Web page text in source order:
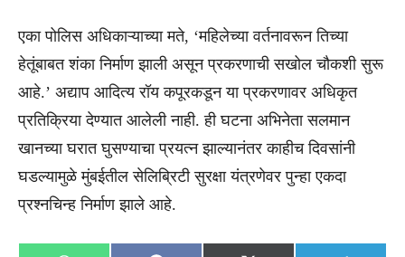
एका पोलिस अधिकाऱ्याच्या मते, ‘महिलेच्या वर्तनावरून तिच्या
हेतूंबाबत शंका निर्माण झाली असून प्रकरणाची सखोल चौकशी सुरू
आहे.’ अद्याप आदित्य रॉय कपूरकडून या प्रकरणावर अधिकृत
प्रतिक्रिया देण्यात आलेली नाही. ही घटना अभिनेता सलमान
खानच्या घरात घुसण्याचा प्रयत्न झाल्यानंतर काहीच दिवसांनी
घडल्यामुळे मुंबईतील सेलिब्रिटी सुरक्षा यंत्रणेवर पुन्हा एकदा
प्रश्नचिन्ह निर्माण झाले आहे.